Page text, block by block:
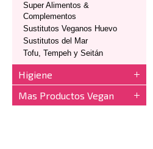
Super Alimentos &
Complementos
Sustitutos Veganos Huevo
Sustitutos del Mar
Tofu, Tempeh y Seitán
Higiene
Mas Productos Vegan